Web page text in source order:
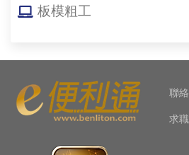
板模粗工
聯
求